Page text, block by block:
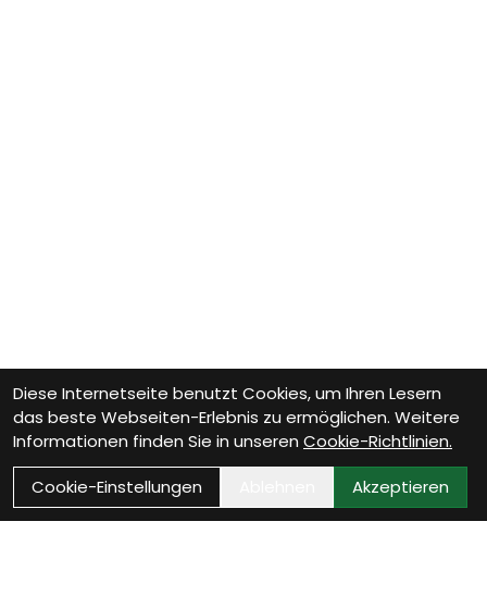
Diese Internetseite benutzt Cookies, um Ihren Lesern
das beste Webseiten-Erlebnis zu ermöglichen. Weitere
Informationen finden Sie in unseren Cookie-Richtlinien.
Cookie-Einstellungen
Akzeptieren